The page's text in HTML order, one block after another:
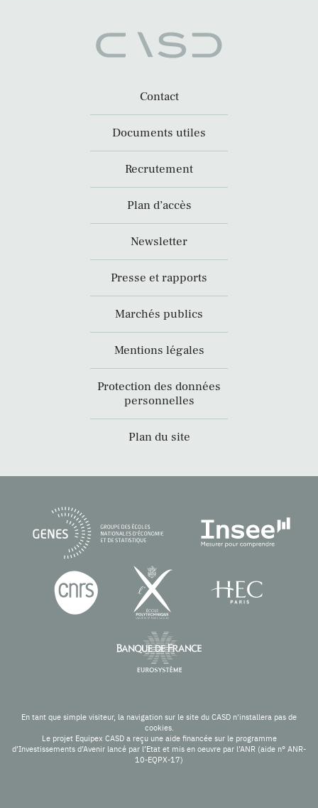
Contact
Documents utiles
Recrutement
Plan d’accès
Newsletter
Presse et rapports
Marchés publics
Mentions légales
Protection des données
personnelles
Plan du site
En tant que simple visiteur, la navigation sur le site du CASD n'installera pas de
cookies.
Le projet Equipex CASD a reçu une aide financée sur le programme
d’Investissements d’Avenir lancé par l’Etat et mis en oeuvre par l’ANR (aide n° ANR-
10-EQPX-17)